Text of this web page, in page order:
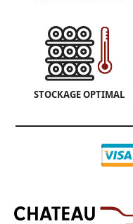
STOCKAGE OPTIMAL